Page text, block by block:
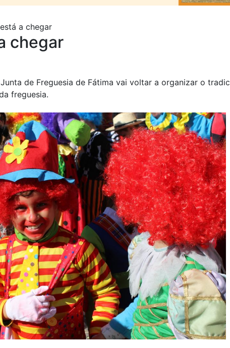
a chegar
chegar
de Freguesia de Fátima vai voltar a organizar o
freguesia.